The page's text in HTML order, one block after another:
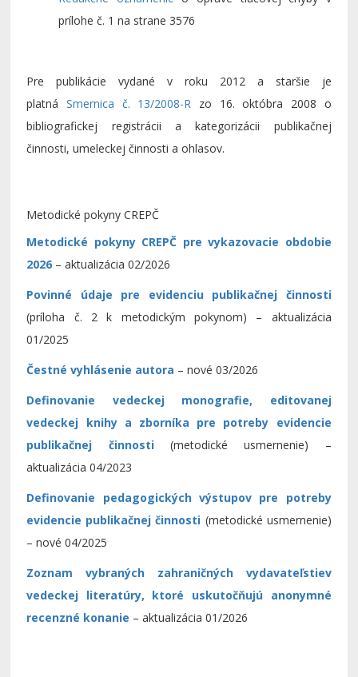
prílohe č. 1 na strane 3576
Pre publikácie vydané v roku 2012 a staršie je
platnáSmernica č. 13/2008-R zo 16. októbra 2008 o
bibliografickej registrácii a kategorizácii publikačnej
činnosti, umeleckej činnosti a ohlasov.
Metodické pokyny CREPČ
Metodické pokyny CREPČ pre vykazovacie obdobie
2026 – aktualizácia 02/2026
Povinné údaje pre evidenciu publikačnej činnosti
(príloha č. 2 k metodickým pokynom) – aktualizácia
01/2025
Čestné vyhlásenie autora – nové 03/2026
Definovanie vedeckej monografie, editovanej
vedeckej knihy a zborníka pre potreby evidencie
publikačnej činnosti(metodické usmernenie) –
aktualizácia 04/2023
Definovanie pedagogických výstupov pre potreby
evidencie publikačnej činnosti (metodické usmernenie)
– nové 04/2025
Zoznam vybraných zahraničných vydavateľstiev
vedeckej literatúry, ktoré uskutočňujú anonymné
recenzné konanie – aktualizácia 01/2026